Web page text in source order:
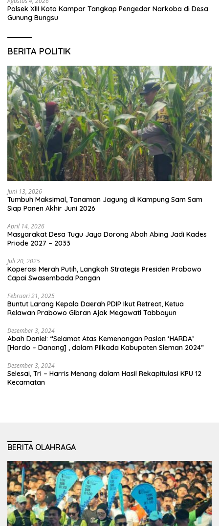
Polsek XIII Koto Kampar Tangkap Pengedar Narkoba di Desa
Gunung Bungsu
BERITA POLITIK
Juni 13, 2026
Tumbuh Maksimal, Tanaman Jagung di Kampung Sam Sam
Siap Panen Akhir Juni 2026
April 14, 2026
Masyarakat Desa Tugu Jaya Dorong Abah Abing Jadi Kades
Priode 2027 – 2033
Juli 20, 2025
Koperasi Merah Putih, Langkah Strategis Presiden Prabowo
Capai Swasembada Pangan
Februari 21, 2025
Buntut Larang Kepala Daerah PDIP Ikut Retreat, Ketua
Relawan Prabowo Gibran Ajak Megawati Tabbayun
Desember 3, 2024
Abah Daniel: “Selamat Atas Kemenangan Paslon ‘HARDA’
[Hardo – Danang] , dalam Pilkada Kabupaten Sleman 2024”
Desember 3, 2024
Selesai, Tri – Harris Menang dalam Hasil Rekapitulasi KPU 12
Kecamatan
BERITA OLAHRAGA